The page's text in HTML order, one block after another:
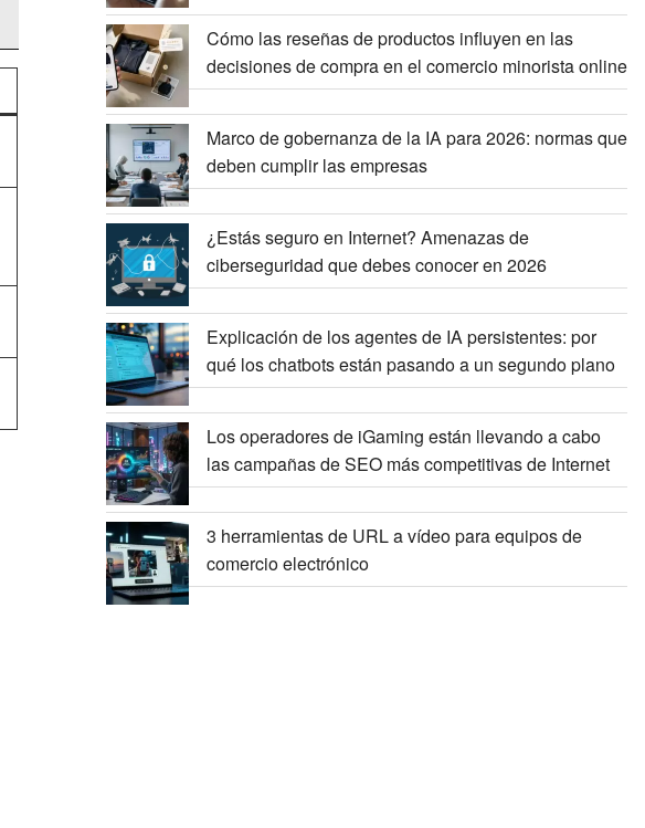
Cómo las reseñas de productos influyen en las
decisiones de compra en el comercio minorista online
Marco de gobernanza de la IA para 2026: normas que
deben cumplir las empresas
¿Estás seguro en Internet? Amenazas de
ciberseguridad que debes conocer en 2026
Explicación de los agentes de IA persistentes: por
qué los chatbots están pasando a un segundo plano
Los operadores de iGaming están llevando a cabo
las campañas de SEO más competitivas de Internet
3 herramientas de URL a vídeo para equipos de
comercio electrónico